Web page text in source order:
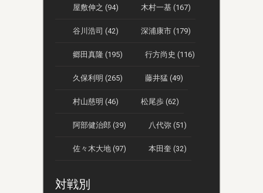
屋敷伸之 (94) 木村一基 (167)
谷川浩司 (42) 深浦康市 (179)
郷田真隆 (195) 行方尚史 (116)
久保利明 (265) 藤井猛 (49)
村山慈明 (46) 松尾歩 (62)
阿部健治郎 (39) 八代弥 (51)
佐々木大地 (97) 本田奎 (32)
対戦別